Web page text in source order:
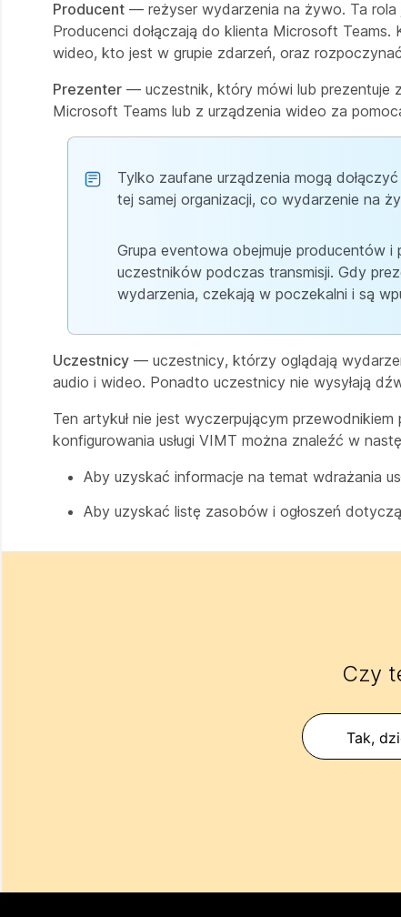
Producent — reżyser wydarzenia na żywo. Ta
Producenci dołączają do klienta Microsoft
wideo, kto jest w grupie zdarzeń, oraz
Prezenter — uczestnik, który mówi lub prezentuje
Microsoft Teams lub z urządzenia wideo za
Tylko zaufane urządzenia mogą
tej samej organizacji, co wydarzenie na
Grupa eventowa obejmuje producentów
uczestników podczas transmisji. Gdy
wydarzenia, czekają w poczekalni i są
Uczestnicy — uczestnicy, którzy oglądają
audio i wideo. Ponadto uczestnicy nie wysyłają
Ten artykuł nie jest wyczerpującym
konfigurowania usługi VIMT można znaleźć w
Aby uzyskać informacje na temat wdrażania
Aby uzyskać listę zasobów i ogłoszeń
Czy
Tak,